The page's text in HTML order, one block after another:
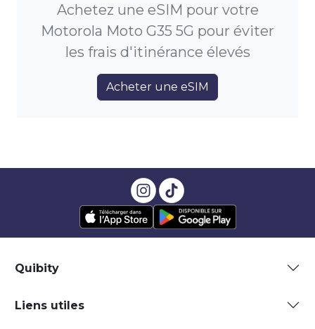
Achetez une eSIM pour votre
Motorola Moto G35 5G pour éviter
les frais d'itinérance élevés
Acheter une eSIM
Quibity
Liens utiles